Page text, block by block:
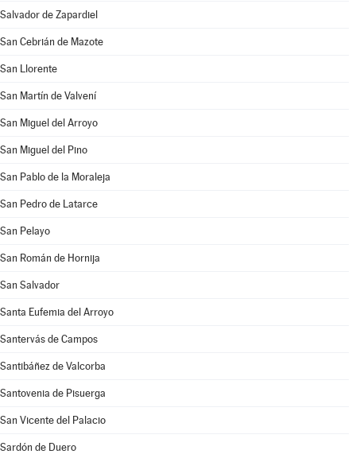
Salvador de Zapardiel
San Cebrián de Mazote
San Llorente
San Martín de Valvení
San Miguel del Arroyo
San Miguel del Pino
San Pablo de la Moraleja
San Pedro de Latarce
San Pelayo
San Román de Hornija
San Salvador
Santa Eufemia del Arroyo
Santervás de Campos
Santibáñez de Valcorba
Santovenia de Pisuerga
San Vicente del Palacio
Sardón de Duero